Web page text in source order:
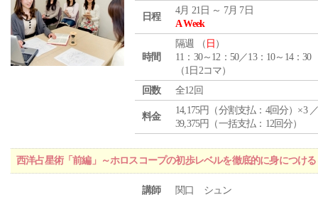
日程
4月 21日 ～ 7月 7日
A Week
時間
隔週 （ 日 ）
11：30～12：50／13：10～14：30
（1日2コマ）
回数
全12回
料金
14,175円（分割支払：4回分）×3
39,375円（一括支払：12回分）
西洋占星術「前編」～ホロスコープの初歩レベルを徹底的に身につける
講師 関口 シュン